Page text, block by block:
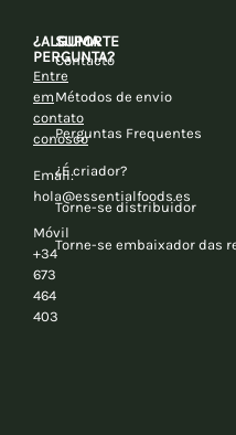
¿ALGUMA
PERGUNTA?
Entre
em
contato
conosco
Email:
hola@essentialfoods.es
Móvil
+34
673
464
403
SUPORTE
Contacto
Métodos de envio
Perguntas Frequentes
¿É criador?
Torne-se distribuidor
Torne-se embaixador das